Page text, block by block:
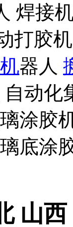
焊接
打胶
器人
自动化
涂胶
底涂
山西